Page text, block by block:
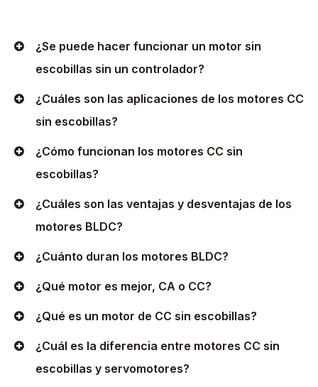
¿Se puede hacer funcionar un motor sin
escobillas sin un controlador?
¿Cuáles son las aplicaciones de los motores CC
sin escobillas?
¿Cómo funcionan los motores CC sin
escobillas?
¿Cuáles son las ventajas y desventajas de los
motores BLDC?
¿Cuánto duran los motores BLDC?
¿Qué motor es mejor, CA o CC?
¿Qué es un motor de CC sin escobillas?
¿Cuál es la diferencia entre motores CC sin
escobillas y servomotores?